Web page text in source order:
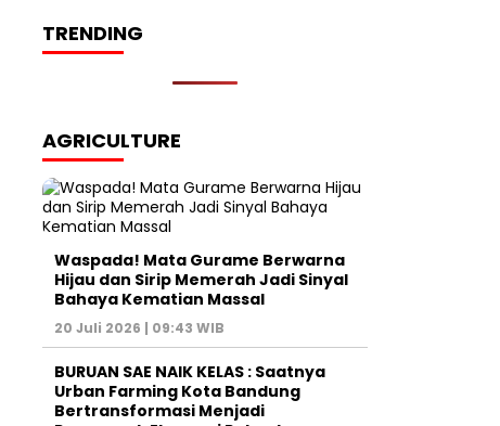
TRENDING
AGRICULTURE
Waspada! Mata Gurame Berwarna
Hijau dan Sirip Memerah Jadi Sinyal
Bahaya Kematian Massal
20 Juli 2026 | 09:43 WIB
BURUAN SAE NAIK KELAS : Saatnya
Urban Farming Kota Bandung
Bertransformasi Menjadi